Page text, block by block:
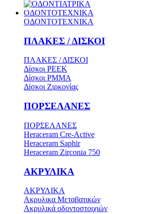
ΟΔΟΝΤΟΤΕΧΝΙΚΑ
ΟΔΟΝΤΟΤΕΧΝΙΚΑ
ΠΛΑΚΕΣ / ΔΙΣΚΟΙ
ΠΛΑΚΕΣ / ΔΙΣΚΟΙ
Δίσκοι PEEK
Δίσκοι PMMA
Δίσκοι Ζιρκονίας
ΠΟΡΣΕΛΑΝΕΣ
ΠΟΡΣΕΛΑΝΕΣ
Heraceram Cre-Active
Heraceram Saphir
Heraceram Zirconia 750
ΑΚΡΥΛΙΚΑ
ΑΚΡΥΛΙΚΑ
Ακρυλικα Μεταβατικών
Ακρυλικά οδοντοστοιχιών